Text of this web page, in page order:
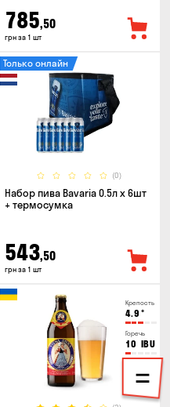
785,50
грн за 1 шт
(0)
Только онлайн
Набор пива Bavaria 0.5л х 6шт
+ термосумка
543,50
грн за 1 шт
Крепость
4.9 °
Горечь
10 IBU
11%